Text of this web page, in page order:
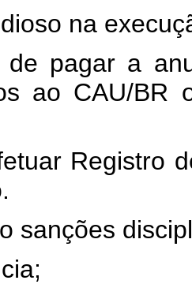
na
pagar a
ao CAU/BR
Registro
sanções